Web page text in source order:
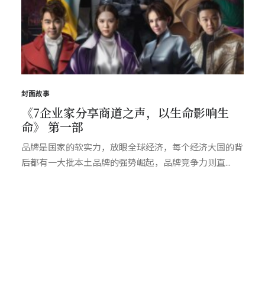
封面故事
《7企业家分享商道之声，以生命影响生
命》 第一部
品牌是国家的软实力，放眼全球经济，每个经济大国的背
后都有一大批本土品牌的强势崛起，品牌竞争力则直...